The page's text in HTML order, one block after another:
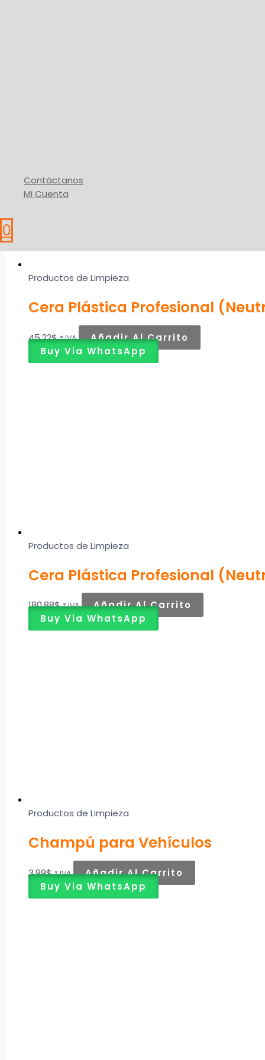
Contáctanos
Mi Cuenta
0
Productos de Limpieza
Cera Plástica Profesional
45,22$ * IVA
Añadir Al Carrito
Buy Via WhatsApp
Productos de Limpieza
Cera Plástica Profesional
180,88$ * IVA
Añadir Al Carrito
Buy Via WhatsApp
Productos de Limpieza
Champú para Vehículos
3,99$ * IVA
Añadir Al Carrito
Buy Via WhatsApp